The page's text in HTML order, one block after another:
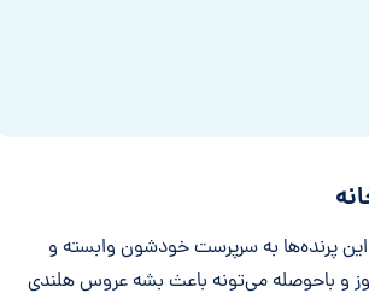
پرنده‌ها به سرپرست خودشون وابسته و
و باحوصله می‌تونه باعث بشه عروس هلندی